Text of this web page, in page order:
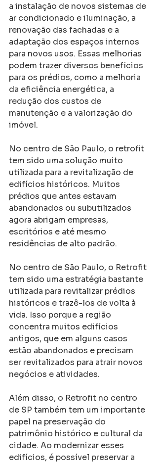
a instalação de novos sistemas de
ar condicionado e iluminação, a
renovação das fachadas e a
adaptação dos espaços internos
para novos usos. Essas melhorias
podem trazer diversos benefícios
para os prédios, como a melhoria
da eficiência energética, a
redução dos custos de
manutenção e a valorização do
imóvel.
No centro de São Paulo, o retrofit
tem sido uma solução muito
utilizada para a revitalização de
edifícios históricos. Muitos
prédios que antes estavam
abandonados ou subutilizados
agora abrigam empresas,
escritórios e até mesmo
residências de alto padrão.
No centro de São Paulo, o Retrofit
tem sido uma estratégia bastante
utilizada para revitalizar prédios
históricos e trazê-los de volta à
vida. Isso porque a região
concentra muitos edifícios
antigos, que em alguns casos
estão abandonados e precisam
ser revitalizados para atrair novos
negócios e atividades.
Além disso, o Retrofit no centro
de SP também tem um importante
papel na preservação do
patrimônio histórico e cultural da
cidade. Ao modernizar esses
edifícios, é possível preservar a